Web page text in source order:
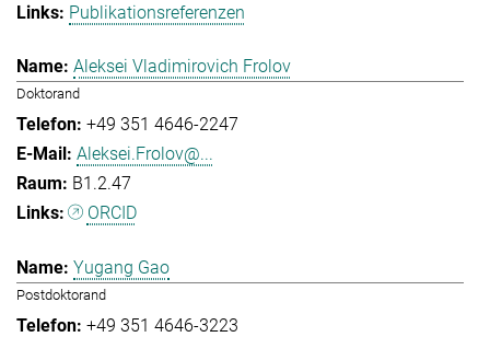
Publikationsreferenzen
Aleksei Vladimirovich Frolov
Doktorand
+49 351 4646-2247
Aleksei.Frolov@...
B1.2.47
ORCID
Yugang Gao
Postdoktorand
+49 351 4646-3223